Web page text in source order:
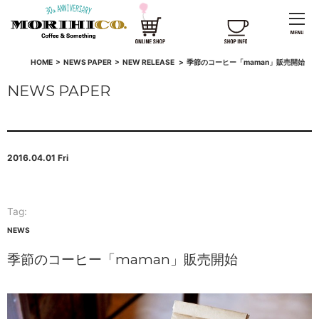
HOME> NEWS PAPER> NEW RELEASE > 季節のコーヒー「maman」販売開始
NEWS PAPER
2016.04.01 Fri
Tag:
NEWS
季節のコーヒー「maman」販売開始